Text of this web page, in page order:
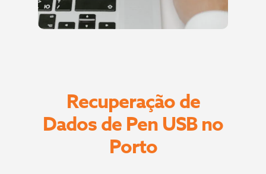
Recuperação de
Dados de Pen USB no
Porto